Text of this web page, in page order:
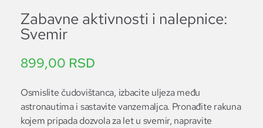
Zabavne aktivnosti i nalepnice:
Svemir
899,00 RSD
Osmislite čudovištanca, izbacite uljeza među
astronautima i sastavite vanzemaljca. Pronađite rakuna
kojem pripada dozvola za let u svemir, napravite